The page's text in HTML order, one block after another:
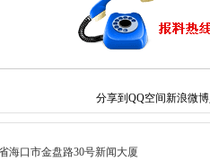
分享到 QQ空间新浪微博